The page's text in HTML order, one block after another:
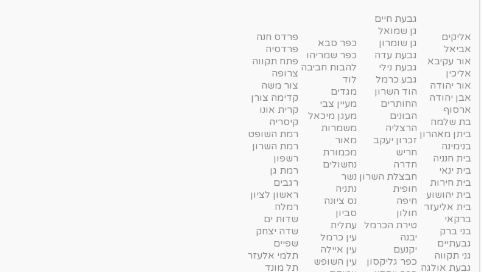
אליקים
אביאל
אור עקיבא
אליכין
אור יהודה
אבן יהודה
ארסוף
בת שלמה
ביתן מאהרון
בנימינה
בית חנניה
בית ינאי
בית חירות
בית יהושוע
בית אליעזר
ברקאי
בני ברק
גבעתיים
גני תקווה
גבעת אולגה
גבעת חיים
גן שמואל
גן שומרון
גבעת עדה
גבעת נילי
גבע כרמל
הוד השרון
החותרים
הבונים
הרצליה
זכרון יעקב
חריש
חדרה
חבצלת השרון
חופית
חיפה
חולון
טירת הכרמל
יבנה
יקנעם
כפר גליקסון
כפר סבא
כפר שמריהו
להבות חביבה
לוד
מגדים
מעיין צבי
מעגן מיכאל
משמרות
מאור
מכמורת
נחשולים
נשר
נתניה
נס ציונה
סביון
עתלית
עין כרמל
עין איילה
עין השופש
פרדס חנה
פרדסיה
פתח תקווה
צרופה
צור משה
קדימה צורן
קרית אונו
קיסריה
רמת השופט
רמת השרון
רשפון
רמת גן
רגבים
ראשון לציון
רמלה
שדות ים
שדה יצחק
שפיים
תלמי אלעזר
תל מונד